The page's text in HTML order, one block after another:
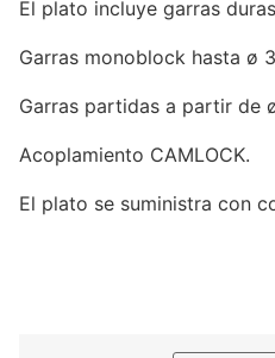
El plato incluye garras
Garras monoblock hasta ø
Garras partidas a partir de
Acoplamiento CAMLOCK.
El plato se suministra con